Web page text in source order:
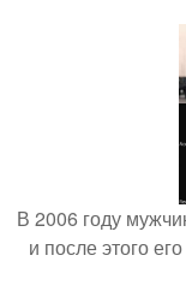
В 2006 году
и после этого